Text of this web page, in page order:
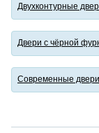
Двухконтурные
Двери с чёрной
Современные двери